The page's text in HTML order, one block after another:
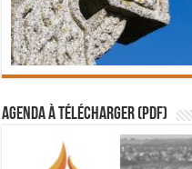
Agenda à télécharger (PDF)